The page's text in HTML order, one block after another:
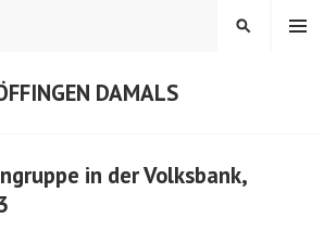
DAMALS
MENÜ
SUCHEN
in der Volksbank,